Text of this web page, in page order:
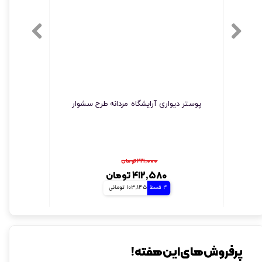
پوستر دیواری آرایشگاه مردانه طرح سشوار
۴۲۱,۰۰۰ تومان
۴۱۲,۵۸۰ تومان
4 قسط 103,145 تومانی
پرفروش های این هفته!